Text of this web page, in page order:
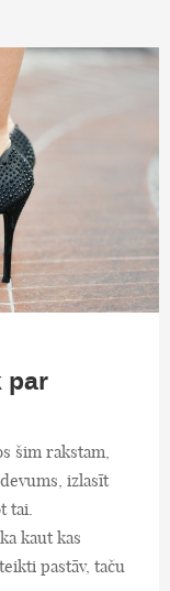
par
šim rakstam,
izlasīt
tai.
kaut kas
pastāv, taču